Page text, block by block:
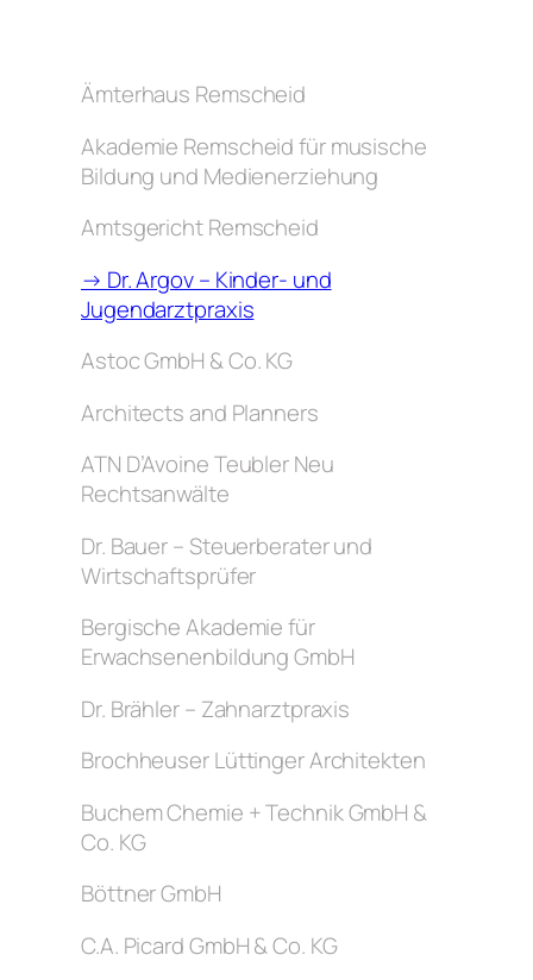
Ämterhaus Remscheid
Akademie Remscheid für musische
Bildung und Medienerziehung
Amtsgericht Remscheid
→ Dr. Argov – Kinder- und
Jugendarztpraxis
Astoc GmbH & Co. KG
Architects and Planners
ATN D’Avoine Teubler Neu
Rechtsanwälte
Dr. Bauer – Steuerberater und
Wirtschaftsprüfer
Bergische Akademie für
Erwachsenenbildung GmbH
Dr. Brähler – Zahnarztpraxis
Brochheuser Lüttinger Architekten
Buchem Chemie + Technik GmbH &
Co. KG
Böttner GmbH
C.A. Picard GmbH & Co. KG